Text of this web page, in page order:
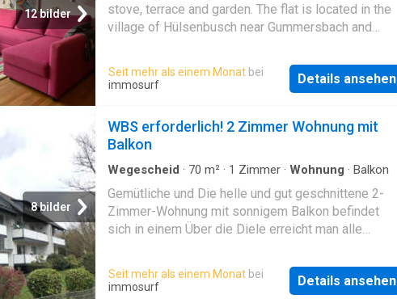
12 bilder
stove, terrace and garden. The flat is located in the
village of Hülsenbusch near Gummersbach and
Seit mehr als einem Monat bei
immosurf
Details ansehen
8 bilder
WBS erforderlich! 2 Zimmer Wohnung mit
Balkon
Wegescheid · 70 m² · 1 Zimmer · Wohnung · Balkon
Gemütliche und Die helle und gut geschnittene 2-
Zimmer-Wohnung mit sonnigem Balkon befindet
sich in einem Über die Diele erreicht man alle
Bad ist mit einer Badewanne ausgestattet und
gefliest. Die Küche verfügt über alle nötigen
Seit mehr als einem Monat bei
immosurf
Details ansehen